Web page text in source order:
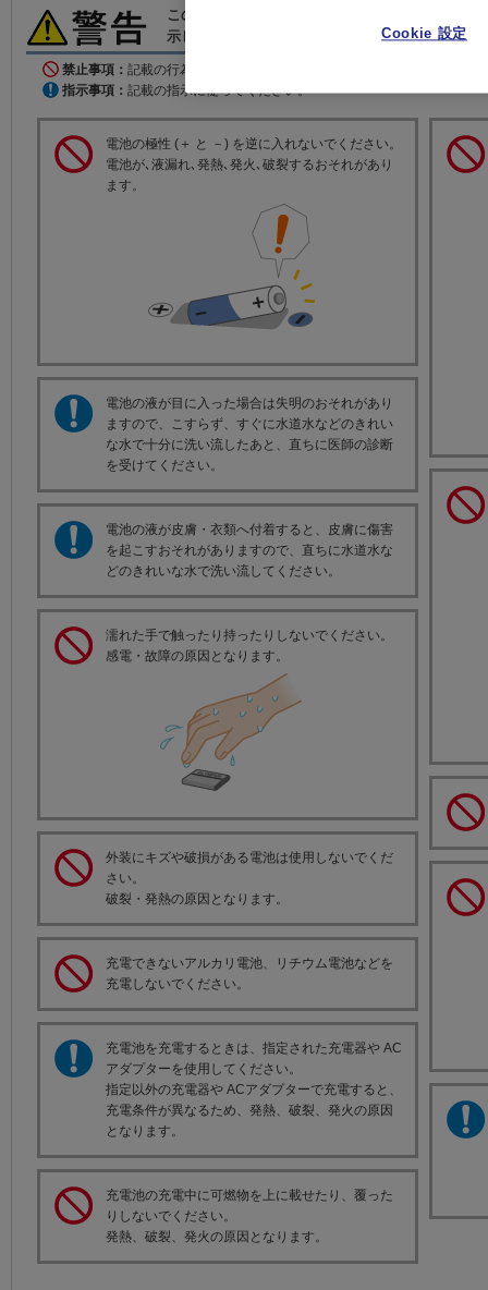
この表示は、「誤った取り扱いをすると、人が
示します。
禁止事項： 記載の行為を行わないでください。
指示事項： 記載の指示に従ってください。
電池の極性 (＋ と －) を逆に入れないでください。
電池が､液漏れ､発熱､発火､破裂するおそれがあり
ます。
電池の液が目に入った場合は失明のおそれがあり
ますので、こすらず、すぐに水道水などのきれい
な水で十分に洗い流したあと、直ちに医師の診断
を受けてください。
電池の液が皮膚・衣類へ付着すると、皮膚に傷害
を起こすおそれがありますので、直ちに水道水な
どのきれいな水で洗い流してください。
濡れた手で触ったり持ったりしないでください。
感電・故障の原因となります。
外装にキズや破損がある電池は使用しないでくだ
さい。
破裂・発熱の原因となります。
充電できないアルカリ電池、リチウム電池などを
充電しないでください。
充電池を充電するときは、指定された充電器や AC
アダプターを使用してください。
指定以外の充電器や ACアダプターで充電すると、
充電条件が異なるため、発熱、破裂、発火の原因
となります。
充電池の充電中に可燃物を上に載せたり、覆った
りしないでください。
発熱、破裂、発火の原因となります。
Cookie 設定